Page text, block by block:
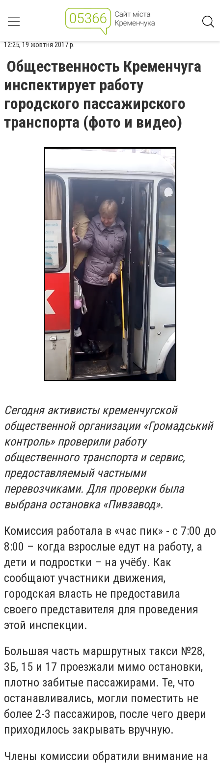
12:25, 19 жовтня 2017 р.
Общественность Кременчуга
инспектирует работу
городского пассажирского
транспорта (фото и видео)
Сегодня активисты кременчугской
общественной организации «Громадський
контроль» проверили работу
общественного транспорта и сервис,
предоставляемый частными
перевозчиками. Для проверки была
выбрана остановка «Пивзавод».
Комиссия работала в «час пик» - с 7:00 до
8:00 – когда взрослые едут на работу, а
дети и подростки – на учёбу. Как
сообщают участники движения,
городская власть не предоставила
своего представителя для проведения
этой инспекции.
Большая часть маршрутных такси №28,
3Б, 15 и 17 проезжали мимо остановки,
плотно забитые пассажирами. Те, что
останавливались, могли поместить не
более 2-3 пассажиров, после чего двери
приходилось закрывать вручную.
Члены комиссии обратили внимание на